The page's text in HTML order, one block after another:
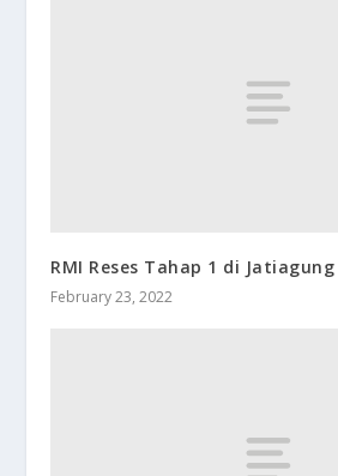
RMI Reses Tahap 1 di Jatiagung
February 23, 2022